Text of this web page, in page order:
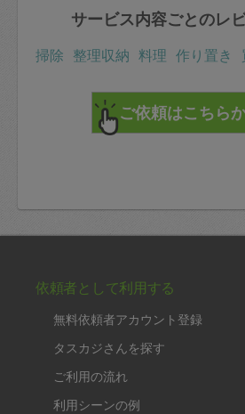
サービス内容ごとのレ
掃除 整理収納 料理 作り置き
依頼者として利用する
無料依頼者アカウント登録
タスカジさんを探す
ご利用の流れ
利用シーンの例